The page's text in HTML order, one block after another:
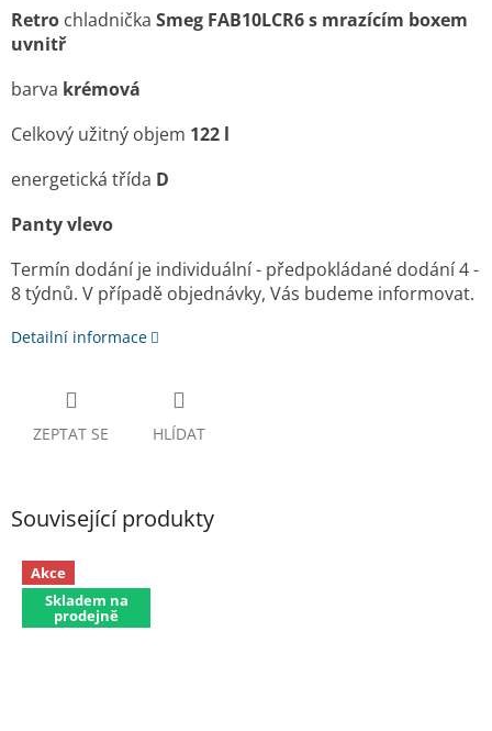
Retro chladnička Smeg FAB10LCR6s mrazícím boxem
uvnitř
barva krémová
Celkový užitný objem 122 l
energetická třída D
Panty vlevo
Termín dodání je individuální - předpokládané dodání 4 -
8 týdnů. V případě objednávky, Vás budeme informovat.
Detailní informace
ZEPTAT SE HLÍDAT
Související produkty
Akce
Skladem na
prodejně